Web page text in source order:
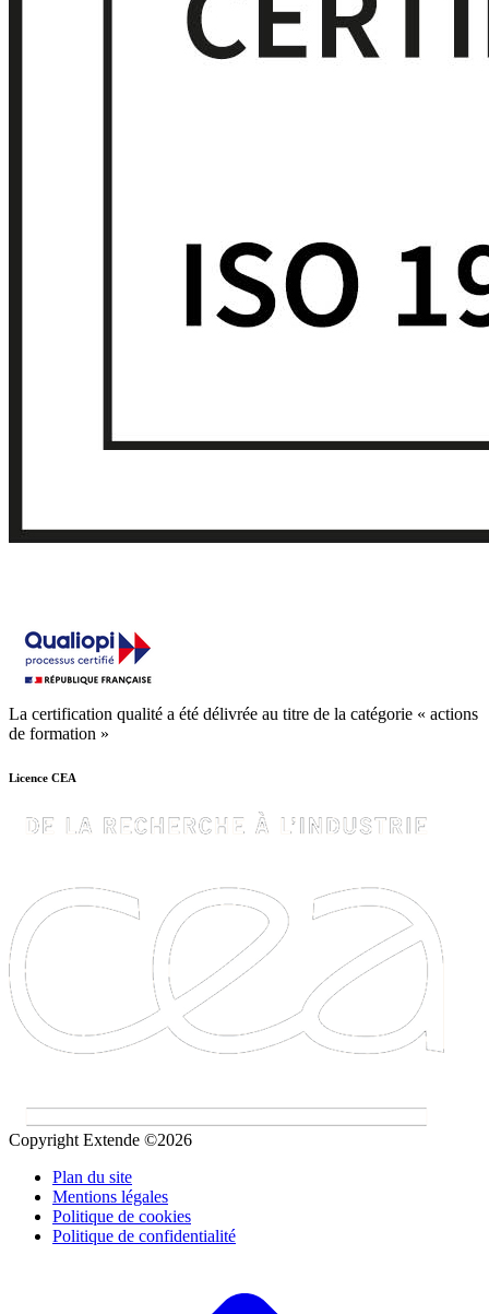
La certification qualité a été délivrée au titre de la catégorie « actions
de formation »
Licence CEA
Copyright Extende ©2026
Plan du site
Mentions légales
Politique de cookies
Politique de confidentialité